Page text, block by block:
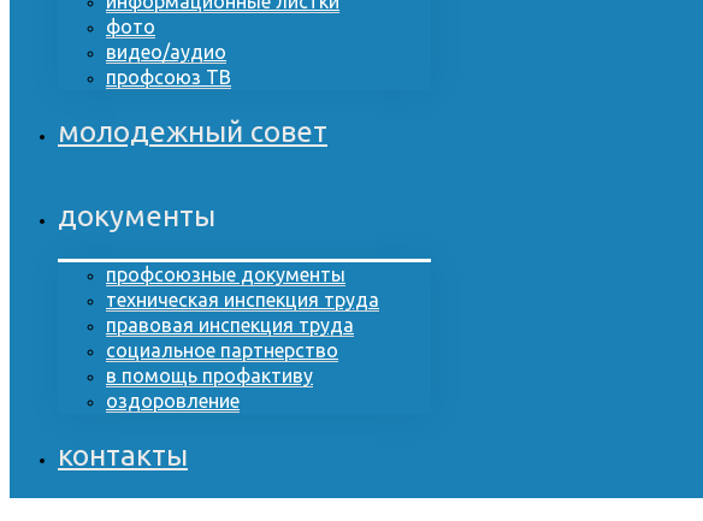
фото
видео/аудио
профсоюз ТВ
молодежный совет
документы
профсоюзные документы
техническая инспекция труда
правовая инспекция труда
социальное партнерство
в помощь профактиву
оздоровление
контакты